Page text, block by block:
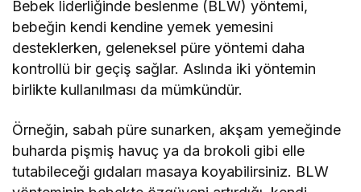
Bebek liderliğinde beslenme (BLW) yöntemi,
bebeğin kendi kendine yemek yemesini
desteklerken, geleneksel püre yöntemi daha
kontrollü bir geçiş sağlar. Aslında iki yöntemin
birlikte kullanılması da mümkündür.
Örneğin, sabah püre sunarken, akşam yemeğinde
buharda pişmiş havuç ya da brokoli gibi elle
tutabileceği gıdaları masaya koyabilirsiniz. BLW